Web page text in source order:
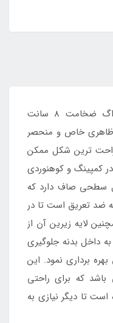
کمپینگ تکنفره چانوداگ ضخامت 8 سانت
خاص و منحصر
راحت ترین شکل ممکن
کمپینگ و کوهنوردی
سطحی صاف دارد که
ضد تعریق است تا در
لایه زیرین آن از
داخل بدنه جلوگیری
برداری نمود. این
که برای راحتی
تا دیگر نیازی به